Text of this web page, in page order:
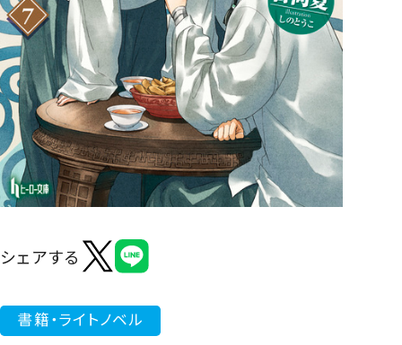
配信事業
アパレル事業
企業理念
会社概要
アクセス
沿革
採用情報 TOP
新卒採用
中途・
アルバイト採用
よくあるご質問
ONLINE SHOP
シェアする
書籍・ライトノベル